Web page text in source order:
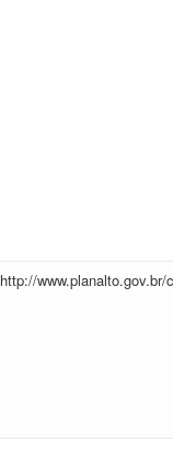
http://